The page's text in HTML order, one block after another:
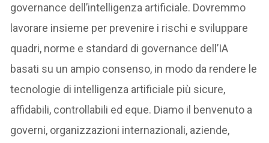
governance dell’intelligenza artificiale. Dovremmo
lavorare insieme per prevenire i rischi e sviluppare
quadri, norme e standard di governance dell’IA
basati su un ampio consenso, in modo da rendere le
tecnologie di intelligenza artificiale più sicure,
affidabili, controllabili ed eque. Diamo il benvenuto a
governi, organizzazioni internazionali, aziende,